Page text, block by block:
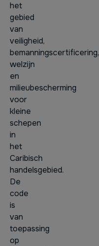
het
gebied
van
veiligheid,
bemanningscertificering,
welzijn
en
milieubescherming
voor
kleine
schepen
in
het
Caribisch
handelsgebied.
De
code
is
van
toepassing
op